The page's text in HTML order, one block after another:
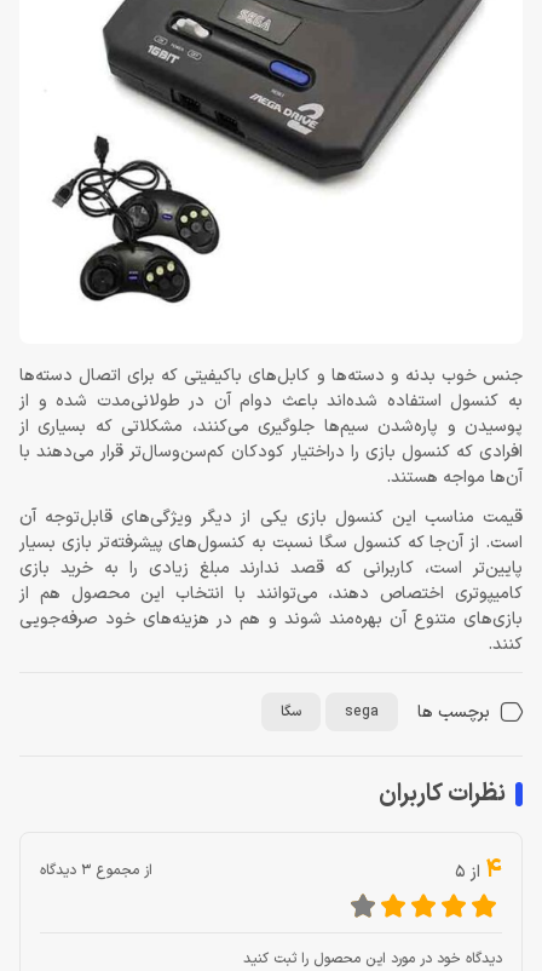
جنس خوب بدنه و دسته‌ها و کابل‌های باکیفیتی که برای اتصال دسته‌ها
به کنسول استفاده شده‌اند باعث دوام آن در طولانی‌مدت شده و از
پوسیدن و پاره‌شدن سیم‌ها جلوگیری می‌کنند، مشکلاتی که بسیاری از
افرادی که کنسول بازی را دراختیار کودکان کم‌سن‌وسال‌تر قرار می‌دهند با
آن‌ها مواجه هستند.
قیمت مناسب این کنسول بازی یکی از دیگر ویژگی‌های قابل‌توجه آن
است. از آن‌جا که کنسول سگا نسبت به کنسول‌های پیشرفته‌تر بازی بسیار
پایین‌تر است، کاربرانی که قصد ندارند مبلغ زیادی را به خرید بازی
کامیپوتری اختصاص دهند، می‌توانند با انتخاب این محصول هم از
بازی‌های متنوع آن بهره‌مند شوند و هم در هزینه‌های خود صرفه‌جویی
کنند.
برچسب ها sega سگا
نظرات کاربران
4 از 5 از مجموع 3 دیدگاه
دیدگاه خود در مورد این محصول را ثبت کنید